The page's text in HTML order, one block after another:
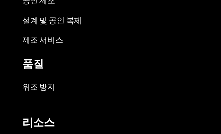
설계 및 공인 복제
제조 서비스
품질
위조 방지
리소스